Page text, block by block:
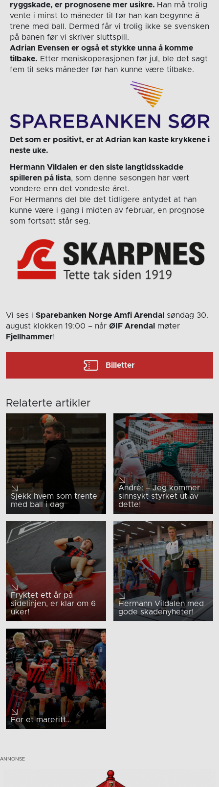
ryggskade, er prognosene mer usikre. Han må trolig
vente i minst to måneder til før han kan begynne å
trene med ball. Dermed får vi trolig ikke se svensken
på banen før vi skriver sluttspill.
Adrian Evensen er også et stykke unna å komme
tilbake. Etter meniskoperasjonen før jul, ble det sagt
fem til seks måneder før han kunne være tilbake.
Det som er positivt, er at Adrian kan kaste krykkene i
neste uke.
Hermann Vildalen er den siste langtidsskadde
spilleren på lista, som denne sesongen har vært
vondere enn det vondeste året.
For Hermanns del ble det tidligere antydet at han
kunne være i gang i midten av februar, en prognose
som fortsatt står seg.
Vi ses i Sparebanken Norge Amfi Arendal
søndag 30.
august klokken 19:00 – når ØIF Arendal
møter
Fjellhammer!
Billetter
Relaterte artikler
Sjekk hvem som trente
med ball i dag
Andrè: – Jeg kommer
sinnsykt styrket ut av
dette!
Fryktet ett år på
sidelinjen, er klar om 6
uker!
Hermann Vildalen med
gode skadenyheter!
For et mareritt…